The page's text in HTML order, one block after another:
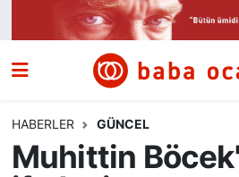
HABERLER GÜNCEL
Muhittin
Siyaset
Ekonomi
Nöbetçi Eczaneler
Hava Durumu
Namaz Vakitleri